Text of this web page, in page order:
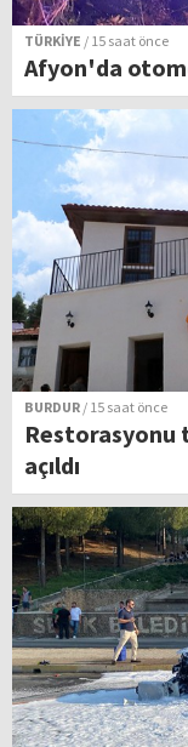
TÜRKİYE / 15 saat önce
Afyon'da
BURDUR / 15 saat önce
Restorasyonu
açıldı